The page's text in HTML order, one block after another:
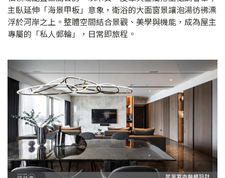
主臥延伸「海景甲板」意象，衛浴的大面窗景讓泡湯彷彿漂
浮於河岸之上。整體空間結合景觀、美學與機能，成為屋主
專屬的「私人郵輪」，日常即旅程。